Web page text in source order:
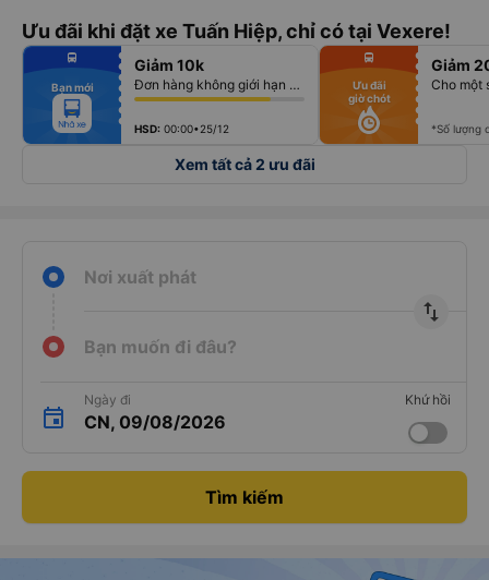
Ưu đãi khi đặt xe Tuấn Hiệp, chỉ có tại Vexere!
fiber_manual_record
fiber_manual_record
fiber_manual_record
fiber_manual_record
fiber_manual_record
fiber_manual_record
fiber_manual_record
directions_bus
Bạn mới
Giảm 10k
Đơn hàng không giới hạn số lượng vé
HSD: 00:00•25/12
fiber_manual_record
fiber_manual_record
fiber_manual_record
fiber_manual_record
fiber_manual_record
fiber_manual_record
fiber_manual_record
directions_bus
Ưu đãi
giờ chót
Giảm
Cho một
*Số lượng
Xem tất cả 2 ưu đãi
Nơi xuất phát
import_export
Bạn muốn đi đâu?
Ngày đi
CN, 09/08/2026
Khứ hồi
Tìm kiếm